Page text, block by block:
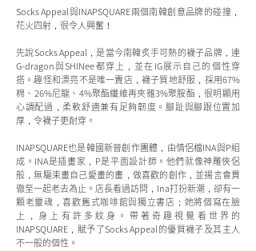
Socks Appeal與INAPSQUARE兩個南韓創意品牌的碰撞，
花火四射，很令人興奮！
先說Socks Appeal，是當今南韓炙手可熱的襪子品牌，連
G-dragon與SHINee都穿上，並在IG展示自己的個性穿
搭。趣怪和漂亮不是唯一賣店，襪子質地舒服，採用67%
棉、26%尼龍、4%聚酯纖維再夾雜3%聚胺酯，很明顯用
心調配過，柔軟舒適兼有足夠韌度。腳趾與腳跟位置加
厚，令襪子更耐穿。
INAPSQUARE也是韓國新晉創作團體，由情侶檔INA與P組
成。INA是插畫家，P是平面設計師。他們就像神雕俠侶
般，無驅束畫自己愛畫的畫，做喜歡的創作，並揚言會貫
徹至一起老去為止。店長看過訪問，Ina打扮新潮，卻有一
顆老靈魂，喜歡舊式咖啡館與獨立書店；她將個寫在臉
上，身上有許多紋身。帶著奇趣視覺看世界的
INAPSQUARE，賦予了Socks Appeal的優質襪子及其主人
不一般的個性。